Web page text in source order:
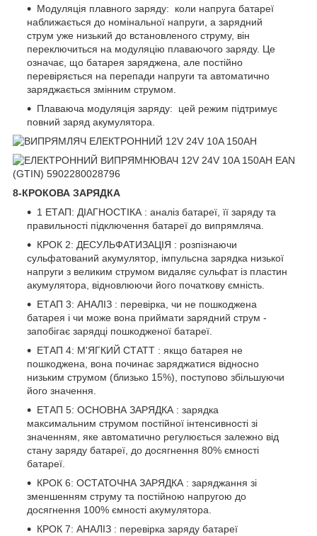
Модуляція плавного заряду: коли напруга батареї
наближається до номінальної напруги, а зарядний
струм уже низький до встановленого струму, він
переключиться на модуляцію плаваючого заряду. Це
означає, що батарея заряджена, але постійно
перевіряється на перепади напруги та автоматично
заряджається змінним струмом.
Плаваюча модуляція заряду: цей режим підтримує
повний заряд акумулятора.
8-КРОКОВА ЗАРЯДКА
1 ЕТАП: ДІАГНОСТІКА : аналіз батареї, її заряду та
правильності підключення батареї до випрямляча.
КРОК 2: ДЕСУЛЬФАТИЗАЦІЯ : розпізнаючи
сульфатований акумулятор, імпульсна зарядка низької
напруги з великим струмом видаляє сульфат із пластин
акумулятора, відновлюючи його початкову ємність.
ЕТАП 3: АНАЛІЗ : перевірка, чи не пошкоджена
батарея і чи може вона приймати зарядний струм -
запобігає зарядці пошкодженої батареї.
ЕТАП 4: М'ЯГКИЙ СТАТТ : якщо батарея не
пошкоджена, вона починає заряджатися відносно
низьким струмом (близько 15%), поступово збільшуючи
його значення.
ЕТАП 5: ОСНОВНА ЗАРЯДКА : зарядка
максимальним струмом постійної інтенсивності зі
значенням, яке автоматично регулюється залежно від
стану заряду батареї, до досягнення 80% ємності
батареї.
КРОК 6: ОСТАТОЧНА ЗАРЯДКА : заряджання зі
зменшенням струму та постійною напругою до
досягнення 100% ємності акумулятора.
КРОК 7: АНАЛІЗ : перевірка заряду батареї